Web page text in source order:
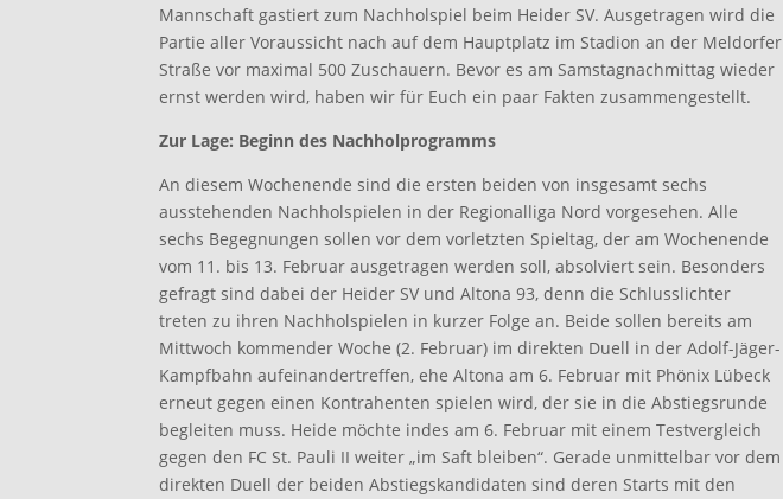
Mannschaft gastiert zum Nachholspiel beim Heider SV. Ausgetragen wird die
Partie aller Voraussicht nach auf dem Hauptplatz im Stadion an der Meldorfer
Straße vor maximal 500 Zuschauern. Bevor es am Samstagnachmittag wieder
ernst werden wird, haben wir für Euch ein paar Fakten zusammengestellt.
Zur Lage: Beginn des Nachholprogramms
An diesem Wochenende sind die ersten beiden von insgesamt sechs
ausstehenden Nachholspielen in der Regionalliga Nord vorgesehen. Alle
sechs Begegnungen sollen vor dem vorletzten Spieltag, der am Wochenende
vom 11. bis 13. Februar ausgetragen werden soll, absolviert sein. Besonders
gefragt sind dabei der Heider SV und Altona 93, denn die Schlusslichter
treten zu ihren Nachholspielen in kurzer Folge an. Beide sollen bereits am
Mittwoch kommender Woche (2. Februar) im direkten Duell in der Adolf-Jäger-
Kampfbahn aufeinandertreffen, ehe Altona am 6. Februar mit Phönix Lübeck
erneut gegen einen Kontrahenten spielen wird, der sie in die Abstiegsrunde
begleiten muss. Heide möchte indes am 6. Februar mit einem Testvergleich
gegen den FC St. Pauli II weiter „im Saft bleiben“. Gerade unmittelbar vor dem
direkten Duell der beiden Abstiegskandidaten sind deren Starts mit den